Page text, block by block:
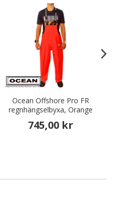
Ocean Offshore Pro FR
regnhängselbyxa, Orange
745,00 kr